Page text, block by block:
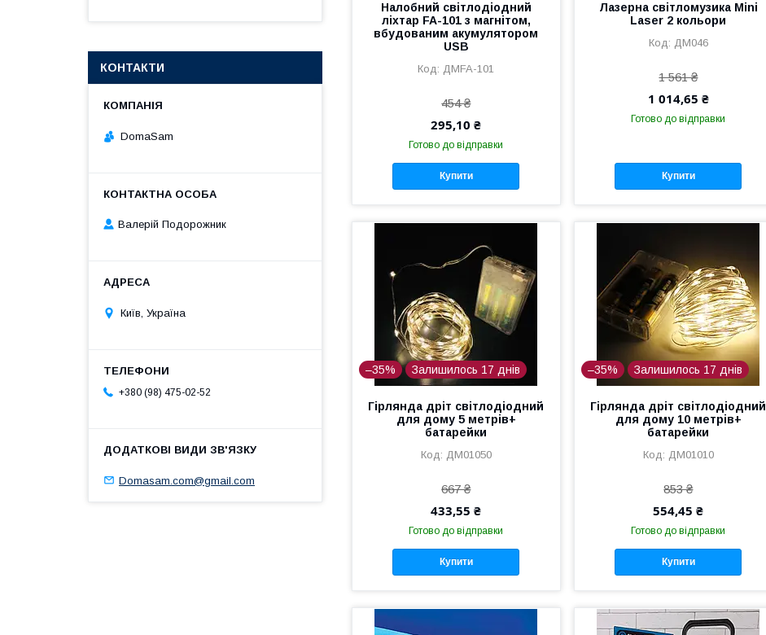
Налобний світлодіодний
ліхтар FA-101 з магнітом,
вбудованим акумулятором
USB
ДМFA-101
454 ₴
295,10 ₴
Готово до відправки
Купити
Лазерна світломузика Mini
Laser 2 кольори
ДМ046
1 561 ₴
1 014,65 ₴
Готово до відправки
Купити
–35% Залишилось 17 днів
Гірлянда дріт світлодіодний
для дому 5 метрів+
батарейки
ДМ01050
667 ₴
433,55 ₴
Готово до відправки
Купити
–35% Залишилось 17 днів
Гірлянда дріт світлодіодний
для дому 10 метрів+
батарейки
ДМ01010
853 ₴
554,45 ₴
Готово до відправки
Купити
КОНТАКТИ
DomaSam
Валерій Подорожник
Київ, Україна
+380 (98) 475-02-52
Domasam.com@gmail.com